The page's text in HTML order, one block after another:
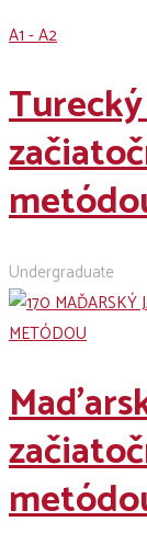
A1 - A2
Undergraduate